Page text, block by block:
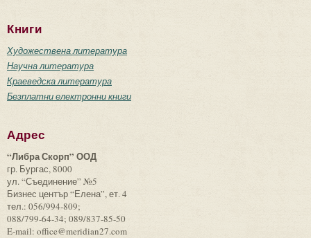
Книги
Художествена литература
Научна литература
Краеведска литература
Безплатни електронни книги
Адрес
“Либра Скорп” ООД
гр. Бургас, 8000
ул. “Съединение” №5
Бизнес център “Елена”, ет. 4
тел.: 056/994-809;
088/799-64-34; 089/837-85-50
E-mail: office@meridian27.com